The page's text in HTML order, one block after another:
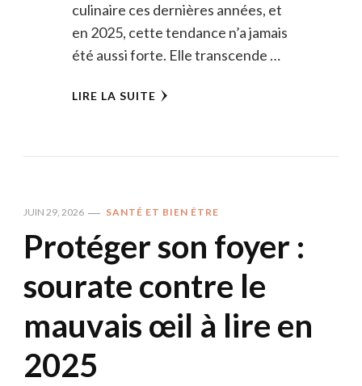
culinaire ces dernières années, et
en 2025, cette tendance n’a jamais
été aussi forte. Elle transcende …
LIRE LA SUITE
JUIN 29, 2026 SANTÉ ET BIEN ÊTRE
Protéger son foyer :
sourate contre le
mauvais œil à lire en
2025